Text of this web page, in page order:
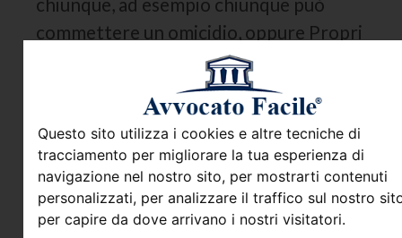
Questo sito utilizza i cookies e altre tecniche di
tracciamento per migliorare la tua esperienza di
navigazione nel nostro sito, per mostrarti contenuti
personalizzati, per analizzare il traffico sul nostro
per capire da dove arrivano i nostri visitatori.
commettere un omicidio, oppure Propri
se possono essere commessi solo da
determinate persone che ricoprono
specifiche cariche, l’ipotesi più comune
è il reato dipeculatoche può essere
commesso solo da colui che ricopre la
carica di pubblico ufficiale e che si
appropria di denaro o di altro bene